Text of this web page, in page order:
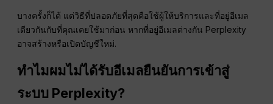
บางครั้งก็ได้ แต่วิธีที่ปลอดภัยที่สุดคือใช้ผู้ให้บริการและที่อยู่อีเมล
เดียวกันกับที่คุณเคยใช้มาก่อน หากที่อยู่อีเมลต่างกัน Perplexity
อาจสร้างหรือเปิดบัญชีใหม่.
ทำไมผมไม่ได้รับอีเมลยืนยันการเข้าสู่
ระบบ Perplexity?